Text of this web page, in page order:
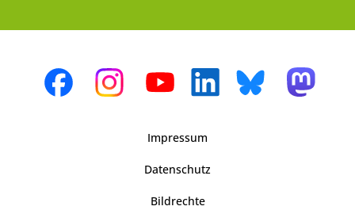
Impressum
Datenschutz
Bildrechte